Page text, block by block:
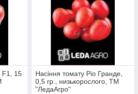
F1, 15
Насіння томату Ріо Гранде,
0,5 гр., низькорослого, ТМ
"ЛедаАгро"